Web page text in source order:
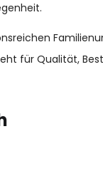
für Qualität,